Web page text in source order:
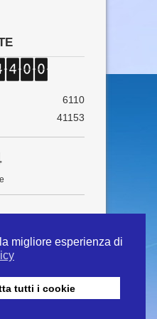
migliore esperienza di
tutti i cookie
6110
41153
. Il
contenute